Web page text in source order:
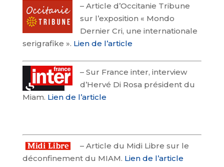
– Article d’Occitanie Tribune
sur l’exposition « Mondo
Dernier Cri, une internationale
serigrafike ». Lien de l’article
– Sur France inter, interview
d’Hervé Di Rosa président du
Miam. Lien de l’article
– Article du Midi Libre sur le
déconfinement du MIAM. Lien de l’article